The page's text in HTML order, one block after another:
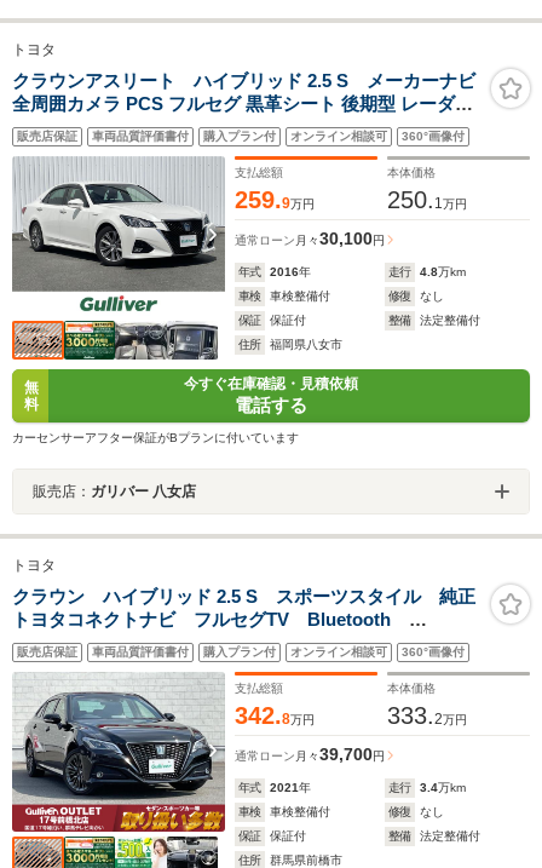
トヨタ
クラウンアスリート ハイブリッド 2.5 S メーカーナビ
全周囲カメラ PCS フルセグ 黒革シート 後期型 レーダー
クルーズ 前後クリアランスソナー 黒革シート シートヒー
ター パワーシート LEDヘッドライト 純正アルミ ETC
販売店保証 車両品質評価書付 購入プラン付 オンライン相談可 360°画像付
支払総額
259.9万円
本体価格
250. 1万円
通常ローン 月々30,100円
年式 2016年 走行 4.8万km
車検
車検整備付 修復
なし
保証
保証付 整備
法定整備付
住所
福岡県八女市
無
料
今すぐ在庫確認・見積依頼
電話する
カーセンサーアフター保証がBプランに付いています
販売店： ガリバー 八女店
トヨタ
クラウン ハイブリッド 2.5 S スポーツスタイル 純正
トヨタコネクトナビ フルセグTV Bluetooth
Miracast ハーフレザー 全周囲カメラ パワーシー
ト 純正ドラレコ 追従クルコン LEDヘッドライト
スマートキー2本
販売店保証 車両品質評価書付 購入プラン付 オンライン相談可 360°画像付
支払総額
342.8万円
本体価格
333.2万円
通常ローン 月々39,700円
年式 2021年 走行 3.4万km
車検
車検整備付 修復
なし
保証
保証付 整備
法定整備付
住所
群馬県前橋市